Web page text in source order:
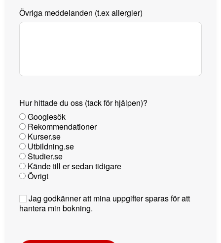
Övriga meddelanden (t.ex allergier)
Hur hittade du oss (tack för hjälpen)?
Googlesök
Rekommendationer
Kurser.se
Utbildning.se
Studier.se
Kände till er sedan tidigare
Övrigt
Jag godkänner att mina uppgifter sparas för att
hantera min bokning.